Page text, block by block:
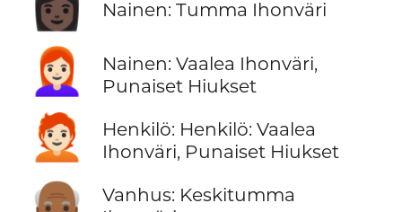
Nainen: Tumma Ihonväri
👩🏻‍🦰
Nainen: Vaalea Ihonväri,
Punaiset Hiukset
🧑🏻‍🦰
Henkilö: Henkilö: Vaalea
Ihonväri, Punaiset Hiukset
Vanhus: Keskitumma